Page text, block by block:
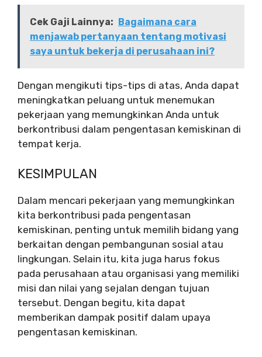
Cek Gaji Lainnya: Bagaimana cara
menjawab pertanyaan tentang motivasi
saya untuk bekerja di perusahaan ini?
Dengan mengikuti tips-tips di atas, Anda dapat
meningkatkan peluang untuk menemukan
pekerjaan yang memungkinkan Anda untuk
berkontribusi dalam pengentasan kemiskinan di
tempat kerja.
KESIMPULAN
Dalam mencari pekerjaan yang memungkinkan
kita berkontribusi pada pengentasan
kemiskinan, penting untuk memilih bidang yang
berkaitan dengan pembangunan sosial atau
lingkungan. Selain itu, kita juga harus fokus
pada perusahaan atau organisasi yang memiliki
misi dan nilai yang sejalan dengan tujuan
tersebut. Dengan begitu, kita dapat
memberikan dampak positif dalam upaya
pengentasan kemiskinan.